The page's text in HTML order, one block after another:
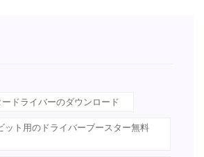
ードライバーのダウンロード
ット用のドライバーブースター無料